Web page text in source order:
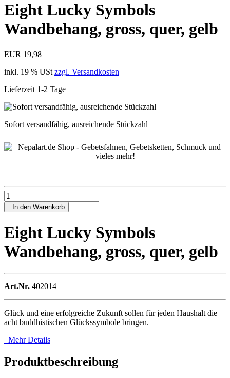
Eight Lucky Symbols
Wandbehang, gross, quer, gelb
EUR 19,98
inkl. 19 % USt zzgl. Versandkosten
Lieferzeit 1-2 Tage
Sofort versandfähig, ausreichende Stückzahl
In den Warenkorb
Eight Lucky Symbols
Wandbehang, gross, quer, gelb
Art.Nr. 402014
Glück und eine erfolgreiche Zukunft sollen für jeden Haushalt die
acht buddhistischen Glückssymbole bringen.
Mehr Details
Produktbeschreibung